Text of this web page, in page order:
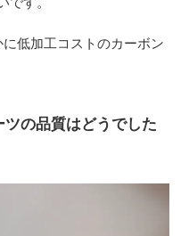
低加工コストのカーボン
の品質はどうでした